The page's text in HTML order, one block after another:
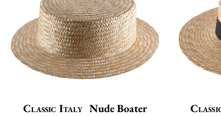
Classic Italy Nude Boater